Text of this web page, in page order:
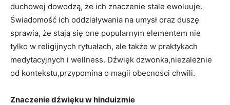
duchowej dowodzą, że ich znaczenie ⁣stale ewoluuje.
Świadomość ich‌ oddziaływania na umysł oraz duszę
sprawia,⁤ że stają się one popularnym elementem nie
tylko w religijnych rytuałach, ale także w praktykach
medytacyjnych i wellness. Dźwięk dzwonka,niezależnie
od kontekstu,przypomina o magii obecności chwili.
Znaczenie dźwięku w hinduizmie